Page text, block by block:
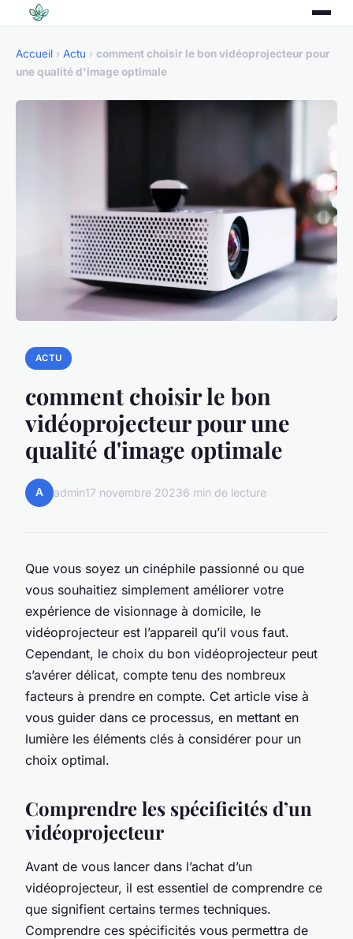
Accueil › Actu › comment choisir le bon vidéoprojecteur pour
une qualité d'image optimale
ACTU
comment choisir le bon
vidéoprojecteur pour une
qualité d'image optimale
A admin17 novembre 20236 min de lecture
Que vous soyez un cinéphile passionné ou que
vous souhaitiez simplement améliorer votre
expérience de visionnage à domicile, le
vidéoprojecteur est l’appareil qu’il vous faut.
Cependant, le choix du bon vidéoprojecteur peut
s’avérer délicat, compte tenu des nombreux
facteurs à prendre en compte. Cet article vise à
vous guider dans ce processus, en mettant en
lumière les éléments clés à considérer pour un
choix optimal.
Comprendre les spécificités d’un
vidéoprojecteur
Avant de vous lancer dans l’achat d’un
vidéoprojecteur, il est essentiel de comprendre ce
que signifient certains termes techniques.
Comprendre ces spécificités vous permettra de